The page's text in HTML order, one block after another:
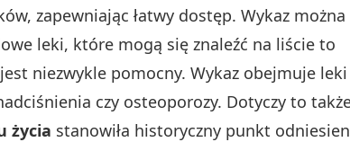
zapewniając łatwy dostęp. Wykaz można
leki, które mogą się znaleźć na liście to
jest niezwykle pomocny. Wykaz obejmuje
czy osteoporozy. Dotyczy to
życia stanowiła historyczny punkt